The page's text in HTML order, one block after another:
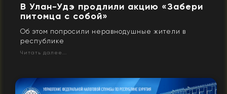
В Улан-Удэ продлили акцию «Забери
питомца с собой»
Об этом попросили неравнодушные жители в
республике
Читать далее...